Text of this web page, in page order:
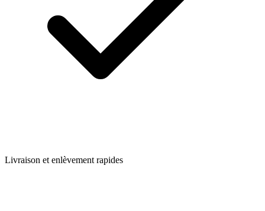
Livraison et enlèvement rapides